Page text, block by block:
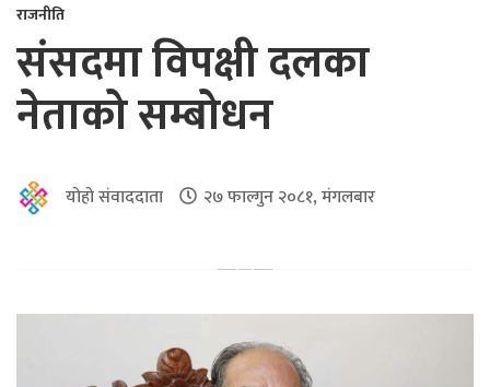
राजनीति
संसदमा विपक्षी दलका
नेताको सम्बोधन
योहो संवाददाता २७ फाल्गुन २०८१, मंगलबार